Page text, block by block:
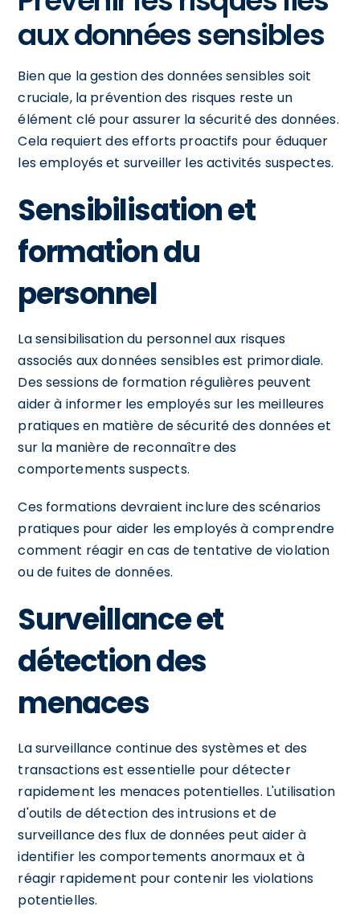
aux données sensibles
Bien que la gestion des données sensibles soit
cruciale, la prévention des risques reste un
élément clé pour assurer la sécurité des données.
Cela requiert des efforts proactifs pour éduquer
les employés et surveiller les activités suspectes.
Sensibilisation et
formation du
personnel
La sensibilisation du personnel aux risques
associés aux données sensibles est primordiale.
Des sessions de formation régulières peuvent
aider à informer les employés sur les meilleures
pratiques en matière de sécurité des données et
sur la manière de reconnaître des
comportements suspects.
Ces formations devraient inclure des scénarios
pratiques pour aider les employés à comprendre
comment réagir en cas de tentative de violation
ou de fuites de données.
Surveillance et
détection des
menaces
La surveillance continue des systèmes et des
transactions est essentielle pour détecter
rapidement les menaces potentielles. L'utilisation
d'outils de détection des intrusions et de
surveillance des flux de données peut aider à
identifier les comportements anormaux et à
réagir rapidement pour contenir les violations
potentielles.